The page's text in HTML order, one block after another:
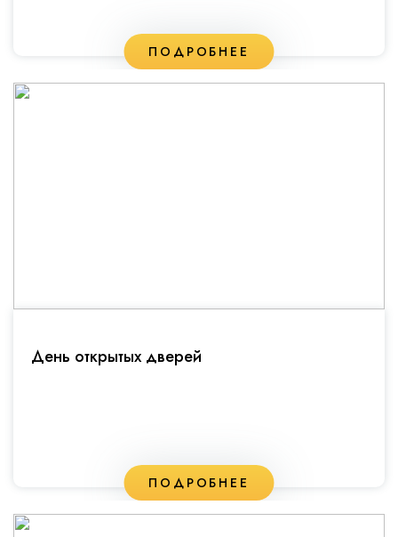
ПОДРОБНЕЕ
День открытых дверей
ПОДРОБНЕЕ